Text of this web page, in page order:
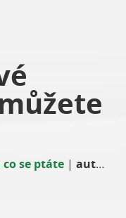
co se ptáte |autor: